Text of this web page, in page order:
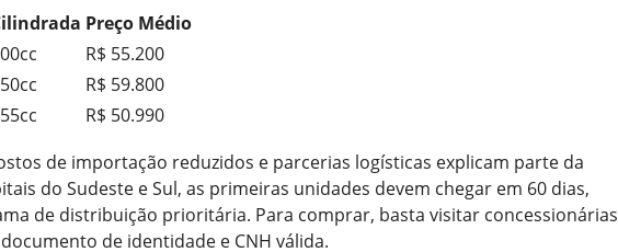
Preço Médio
R$ 55.200
R$ 59.800
R$ 50.990
de importação reduzidos e parcerias logísticas explicam parte da
do Sudeste e Sul, as primeiras unidades devem chegar em 60 dias,
de distribuição prioritária. Para comprar, basta visitar concessionárias
de identidade e CNH válida.